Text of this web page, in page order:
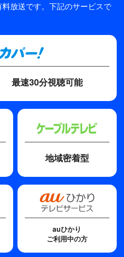
キング50位以内の権利」で
場権」を掴めるのか？現
本勢3番手の中島啓太と4番
に近づいている。今大会の
左右するのは間違いないだ
6位の平田憲聖にも注目
ーながらシード権を獲得。
今季は国内メジャーを含む
をキープしている。今大会
るか？非常に楽しみだ。さ
ンでツアー初優勝を果たし
岩崎亜久竜も地元・静岡開
昨年は初出場で9位タイ、
勝を虎視眈々と狙ってい
若手の勢いか？晩秋の御殿
が離せない！
松山英樹監修の元で全面改
御殿場コース。世界基準の
スで行われる三井住友
放送です。下記のサービスで
最速30分視聴可能
地域密着型
auひかり
ご利用中の方